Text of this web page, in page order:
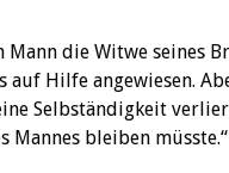
die Witwe seines
auf Hilfe angewiesen.
Selbständigkeit
bleiben müsste.“